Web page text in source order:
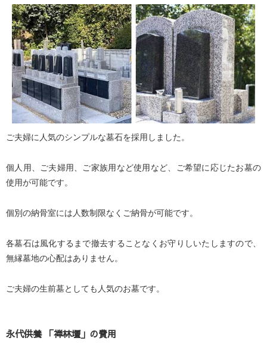
ご夫婦に人気のシンプルな墓石を採用しました。
個人用、ご夫婦用、ご家族用など使用など、ご希望に応じたお墓の
使用が可能です。
個別の納骨室には人数制限なくご納骨が可能です。
各墓石は風化するまで撤去することなくお守りしいたしますので、
無縁墓地の心配はありません。
ご夫婦の生前墓としても人気のお墓です。
永代供養 「禅林壇」の費用